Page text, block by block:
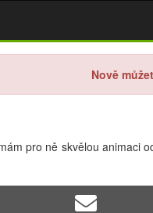
Nově
pro ně skvělou